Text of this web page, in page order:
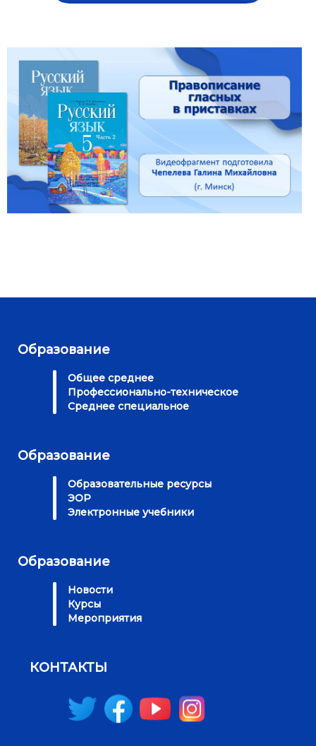
Образование
Общее среднее
Профессионально-техническое
Среднее специальное
Образование
Образовательные ресурсы
ЭОР
Электронные учебники
Образование
Новости
Курсы
Мероприятия
КОНТАКТЫ